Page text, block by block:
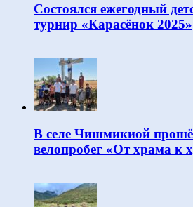
Состоялся ежегодный
турнир «Карасёнок 2025»
В селе Чишмикиой
велопробег «От храма к